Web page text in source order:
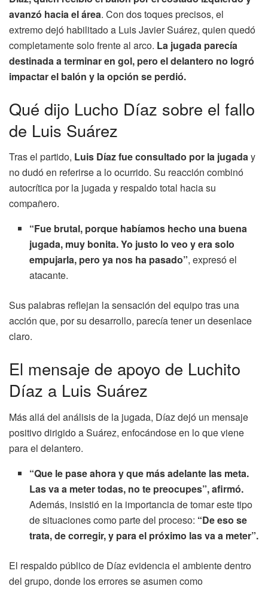
avanzó hacia el área. Con dos toques precisos, el
extremo dejó habilitado a Luis Javier Suárez, quien quedó
completamente solo frente al arco. La jugada parecía
destinada a terminar en gol, pero el delantero no logró
impactar el balón y la opción se perdió.
Qué dijo Lucho Díaz sobre el fallo
de Luis Suárez
Tras el partido, Luis Díaz fue consultado por la jugaday
no dudó en referirse a lo ocurrido. Su reacción combinó
autocrítica por la jugada y respaldo total hacia su
compañero.
“Fue brutal, porque habíamos hecho una buena
jugada, muy bonita. Yo justo lo veo y era solo
empujarla, pero ya nos ha pasado”, expresó el
atacante.
Sus palabras reflejan la sensación del equipo tras una
acción que, por su desarrollo, parecía tener un desenlace
claro.
El mensaje de apoyo de Luchito
Díaz a Luis Suárez
Más allá del análisis de la jugada, Díaz dejó un mensaje
positivo dirigido a Suárez, enfocándose en lo que viene
para el delantero.
“Que le pase ahora y que más adelante las meta.
Las va a meter todas, no te preocupes”, afirmó.
Además, insistió en la importancia de tomar este tipo
de situaciones como parte del proceso: “De eso se
trata, de corregir, y para el próximo las va a meter”.
El respaldo público de Díaz evidencia el ambiente dentro
del grupo, donde los errores se asumen como